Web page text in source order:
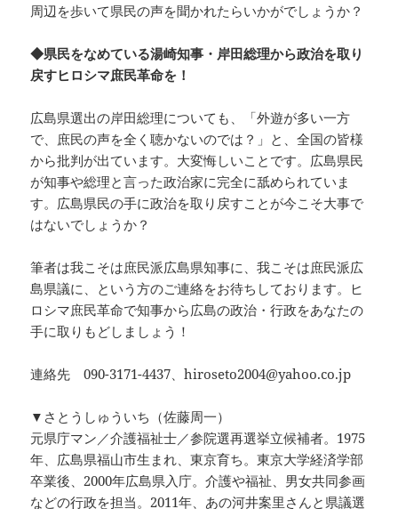
周辺を歩いて県民の声を聞かれたらいかがでしょうか？
◆県民をなめている湯崎知事・岸田総理から政治を取り
戻すヒロシマ庶民革命を！
広島県選出の岸田総理についても、「外遊が多い一方
で、庶民の声を全く聴かないのでは？」と、全国の皆様
から批判が出ています。大変悔しいことです。広島県民
が知事や総理と言った政治家に完全に舐められていま
す。広島県民の手に政治を取り戻すことが今こそ大事で
はないでしょうか？
筆者は我こそは庶民派広島県知事に、我こそは庶民派広
島県議に、という方のご連絡をお待ちしております。ヒ
ロシマ庶民革命で知事から広島の政治・行政をあなたの
手に取りもどしましょう！
連絡先 090-3171-4437、hiroseto2004@yahoo.co.jp
▼さとうしゅういち（佐藤周一）
元県庁マン／介護福祉士／参院選再選挙立候補者。1975
年、広島県福山市生まれ、東京育ち。東京大学経済学部
卒業後、2000年広島県入庁。介護や福祉、男女共同参画
などの行政を担当。2011年、あの河井案里さんと県議選